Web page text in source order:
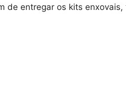
de entregar os kits